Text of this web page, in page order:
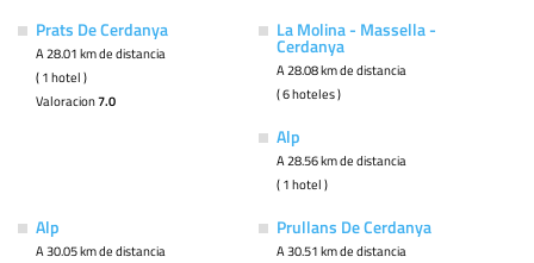
Prats De Cerdanya
A 28.01 km de distancia
( 1 hotel )
Valoracion7.0
La Molina - Massella -
Cerdanya
A 28.08 km de distancia
( 6 hoteles )
Alp
A 28.56 km de distancia
( 1 hotel )
Alp
A 30.05 km de distancia
Prullans De Cerdanya
A 30.51 km de distancia